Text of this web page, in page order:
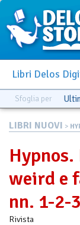
Libri Delos
Sfoglia per
LIBRI NUOVI >
weird e
nn. 1-2-3
Rivista